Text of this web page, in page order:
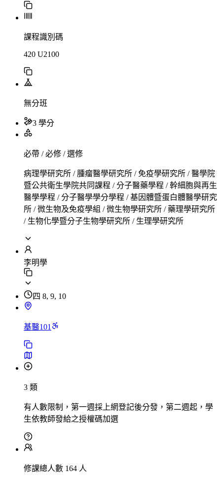
課程識別碼
420 U2100
無分班
3 學分
必帶 / 必修 / 選修
病理學研究所 / 腫瘤醫學研究所 / 免疫學研究所 / 醫學院
暨公共衛生學院共同課程 / 分子醫藥學程 / 幹細胞與再生
醫學學程 / 分子醫學學分學程 / 基因體暨蛋白體醫學研究
所 / 微生物及免疫學組 / 微生物學研究所 / 藥理學研究所
/ 生物化學暨分子生物學研究所 / 生理學研究所
李明學
四 8, 9, 10
基醫101
3 類
有人數限制，第一週採上網登記後分發，第二週起，學
生依教師發給之授權碼加選
修課總人數 164 人